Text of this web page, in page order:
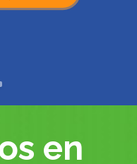
en